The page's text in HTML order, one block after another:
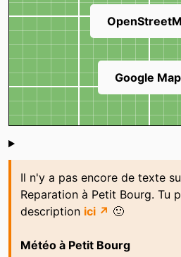
Google
Shoutbox
Il n'y a pas encore de texte
Reparation à Petit Bourg. Tu
description ici ↗ 🙂
Météo à Petit Bourg